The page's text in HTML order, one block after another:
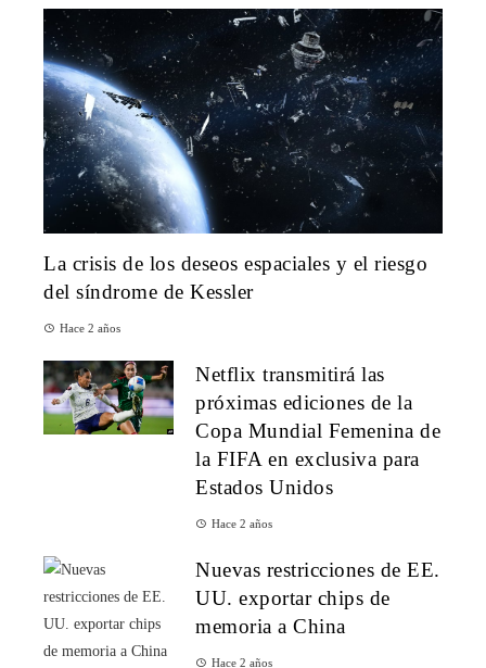
La crisis de los deseos espaciales y el riesgo
del síndrome de Kessler
Hace 2 años
Netflix transmitirá las
próximas ediciones de la
Copa Mundial Femenina de
la FIFA en exclusiva para
Estados Unidos
Hace 2 años
Nuevas restricciones de EE.
UU. exportar chips de
memoria a China
Hace 2 años